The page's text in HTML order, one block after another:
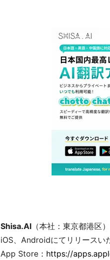
Shisa.AI（本社：東京都港区
iOS、Androidにてリリースい
App Store： https://